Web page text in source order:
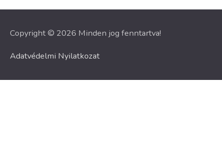
Copyright © 2026 Minden jog fenntartva!
Adatvédelmi Nyilatkozat